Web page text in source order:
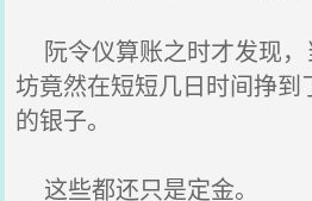
阮令仪算账之时才发现
坊竟然在短短几日时间挣到
的银子。
这些都还只是定金。